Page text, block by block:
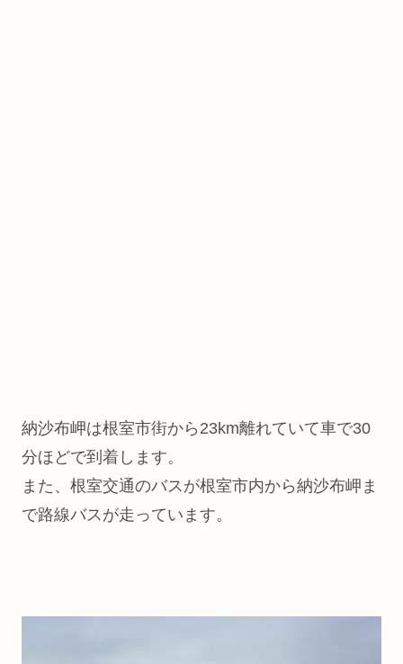
納沙布岬は根室市街から23km離れていて車で30
分ほどで到着します。
また、根室交通のバスが根室市内から納沙布岬ま
で路線バスが走っています。